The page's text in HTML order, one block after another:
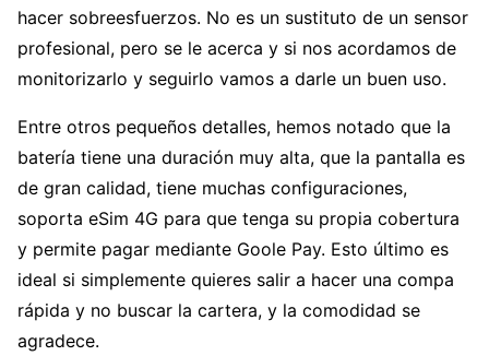
hacer sobreesfuerzos. No es un sustituto de un sensor
profesional, pero se le acerca y si nos acordamos de
monitorizarlo y seguirlo vamos a darle un buen uso.
Entre otros pequeños detalles, hemos notado que la
batería tiene una duración muy alta, que la pantalla es
de gran calidad, tiene muchas configuraciones,
soporta eSim 4G para que tenga su propia cobertura
y permite pagar mediante Goole Pay. Esto último es
ideal si simplemente quieres salir a hacer una compa
rápida y no buscar la cartera, y la comodidad se
agradece.